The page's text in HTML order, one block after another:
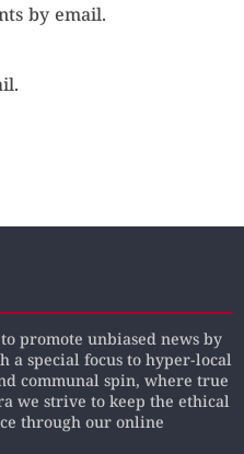
by email.
promote unbiased news by
a special focus to hyper-local
communal spin, where true
we strive to keep the ethical
through our online